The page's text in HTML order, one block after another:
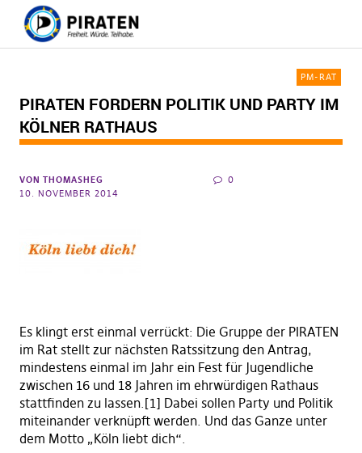
PM-RAT
PIRATEN FORDERN POLITIK UND PARTY IM
KÖLNER RATHAUS
VON THOMASHEG
10. NOVEMBER 2014
0
Es klingt erst einmal verrückt: Die Gruppe der PIRATEN
im Rat stellt zur nächsten Ratssitzung den Antrag,
mindestens einmal im Jahr ein Fest für Jugendliche
zwischen 16 und 18 Jahren im ehrwürdigen Rathaus
stattfinden zu lassen.[1] Dabei sollen Party und Politik
miteinander verknüpft werden. Und das Ganze unter
dem Motto „Köln liebt dich“.